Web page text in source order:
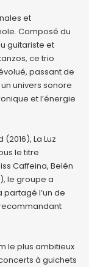
et
Composé du
guitariste et
ce trio
passant de
univers sonore
et l’énergie
La Luz
le titre
Caffeina, Belén
le groupe a
l’un de
le plus ambitieux
à guichets